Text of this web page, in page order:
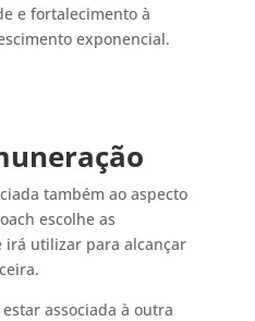
e fortalecimento à
exponencial.
também ao aspecto
escolhe as
irá utilizar para alcançar
associada à outra